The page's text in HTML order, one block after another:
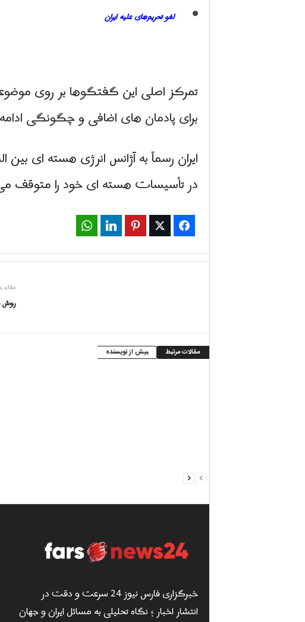
لغو تحریم‌های علیه ایران
تمرکز اصلی این گفتگوها بر روی
برای پادمان های اضافی و چگونگی
ایران رسماً به آژانس انرژی هسته ای بین المللی
در تأسیسات هسته ای خود را متوقف
Facebook
Twitter
Pinterest
LinkedIn
روش
مقالات مرتبط بیش از نویسنده
خبرگزاری فارس نیوز 24 سرعت و دقت در
انتشار اخبار ؛ نگاه تحلیلی به مسائل ایران و جهان